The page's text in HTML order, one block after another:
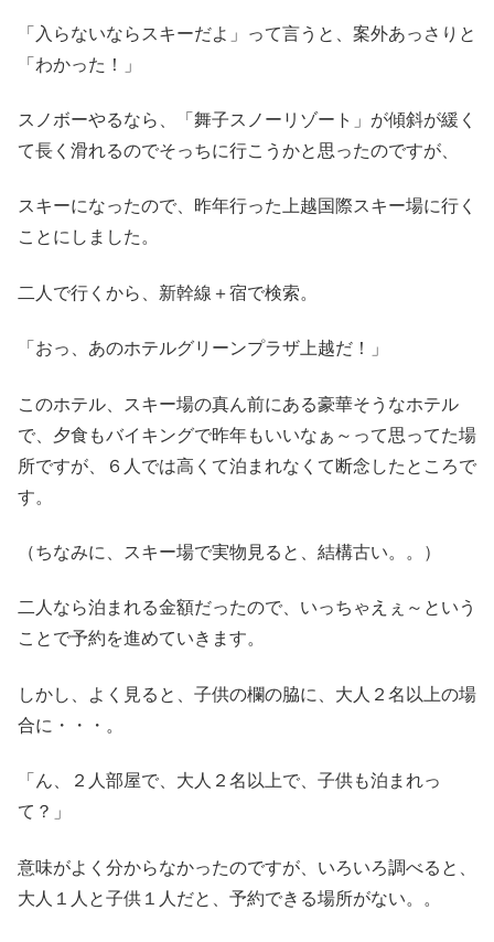
「入らないならスキーだよ」って言うと、案外あっさりと
「わかった！」
スノボーやるなら、「舞子スノーリゾート」が傾斜が緩く
て長く滑れるのでそっちに行こうかと思ったのですが、
スキーになったので、昨年行った上越国際スキー場に行く
ことにしました。
二人で行くから、新幹線＋宿で検索。
「おっ、あのホテルグリーンプラザ上越だ！」
このホテル、スキー場の真ん前にある豪華そうなホテル
で、夕食もバイキングで昨年もいいなぁ～って思ってた場
所ですが、６人では高くて泊まれなくて断念したところで
す。
（ちなみに、スキー場で実物見ると、結構古い。。）
二人なら泊まれる金額だったので、いっちゃえぇ～という
ことで予約を進めていきます。
しかし、よく見ると、子供の欄の脇に、大人２名以上の場
合に・・・。
「ん、２人部屋で、大人２名以上で、子供も泊まれっ
て？」
意味がよく分からなかったのですが、いろいろ調べると、
大人１人と子供１人だと、予約できる場所がない。。